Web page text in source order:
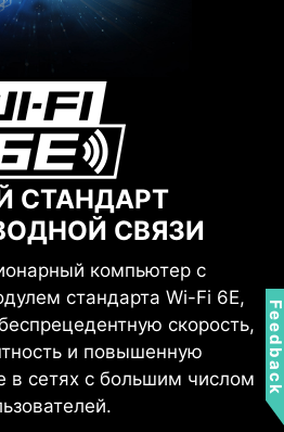
СТАНДАРТ
СВЯЗИ
компьютер с
стандарта Wi-Fi 6E,
скорость,
и повышенную
в сетях с большим числом